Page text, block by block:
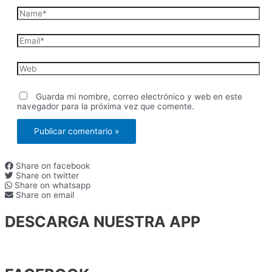
Name*
Email*
Web
Guarda mi nombre, correo electrónico y web en este
navegador para la próxima vez que comente.
Share on facebook
Share on twitter
Share on whatsapp
Share on email
DESCARGA NUESTRA APP